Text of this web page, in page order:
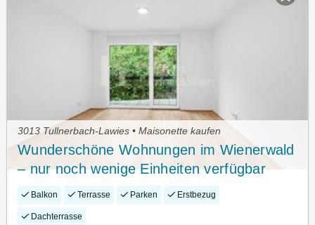
3013 Tullnerbach-Lawies • Maisonette kaufen
Wunderschöne Wohnungen im Wienerwald
– nur noch wenige Einheiten verfügbar
Balkon Terrasse Parken Erstbezug
Dachterrasse